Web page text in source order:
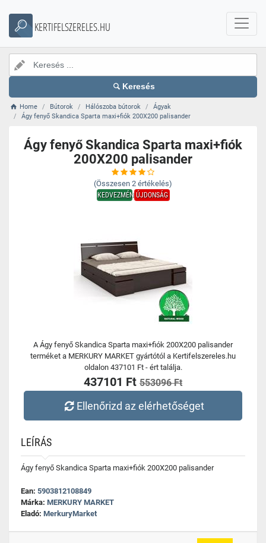
KERTIFELSZERELES.HU
Keresés
Home Bútorok Hálószoba bútorok
Ágyak
Ágy fenyő Skandica Sparta maxi+fiók 200X200 palisander
Ágy fenyő Skandica Sparta maxi+fiók
200X200 palisander
(Összesen 2 értékelés)
KEDVEZMÉNYÚJDONSÁG
A Ágy fenyő Skandica Sparta maxi+fiók 200X200 palisander
terméket a MERKURY MARKET gyártótól a Kertifelszereles.hu
oldalon 437101 Ft - ért találja.
437101 Ft 553096 Ft
Ellenőrizd az elérhetőséget
LEÍRÁS
Ágy fenyő Skandica Sparta maxi+fiók 200X200 palisander
Ean: 5903812108849
Márka: MERKURY MARKET
Eladó: MerkuryMarket